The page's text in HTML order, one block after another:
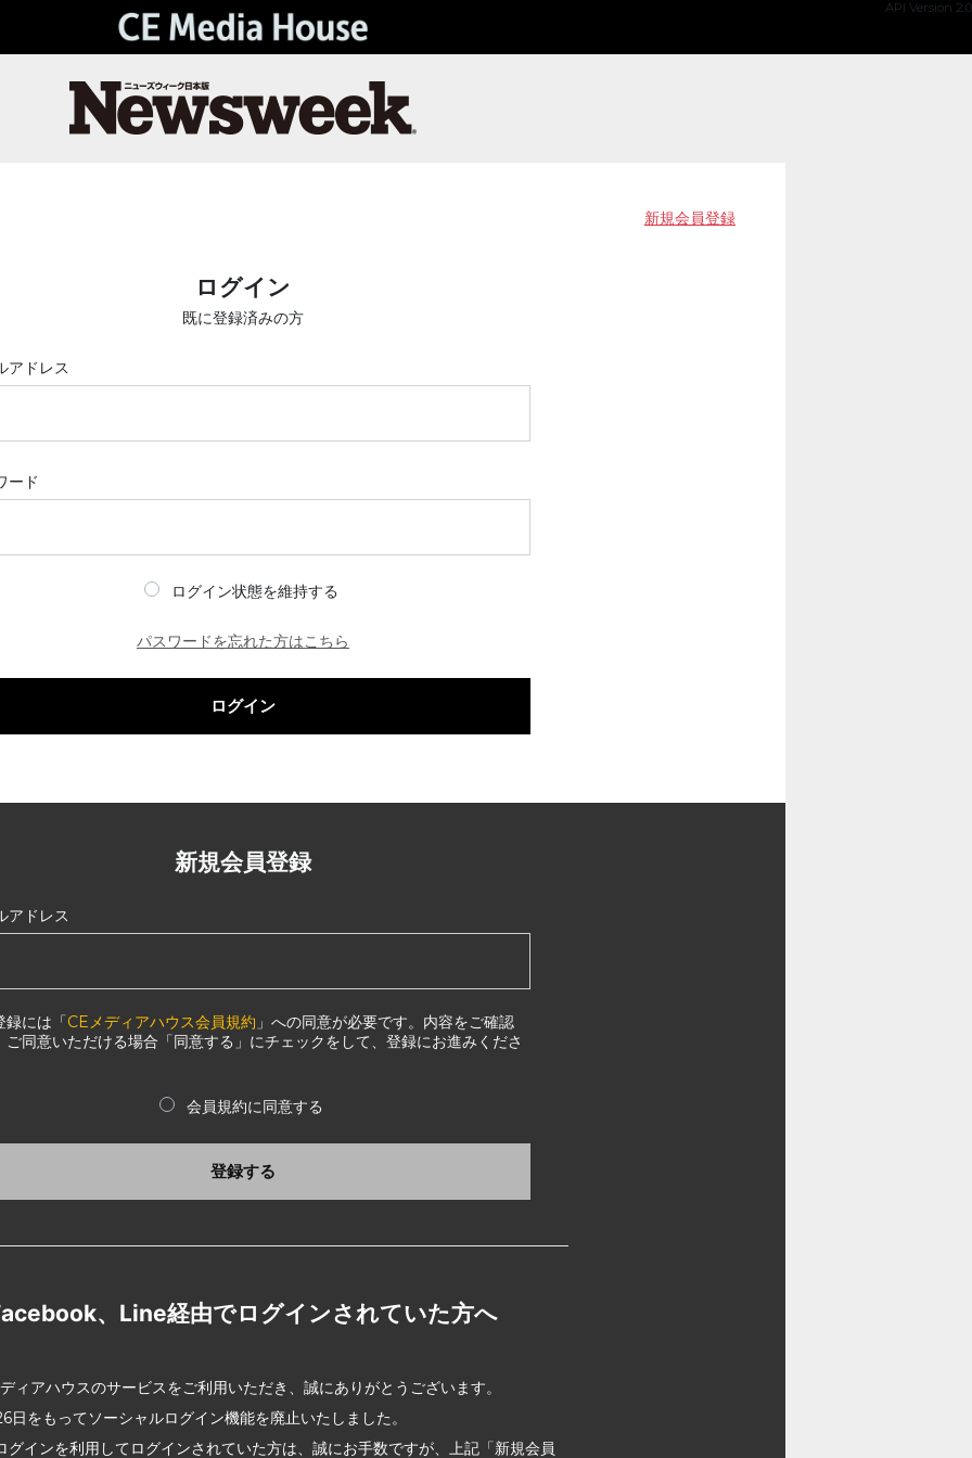
API Version 2.0
新規会員登録
ログイン
既に登録済みの方
アドレス
ード
ログイン状態を維持する
パスワードを忘れた方はこちら
ログイン
新規会員登録
アドレス
録には「CEメディアハウス会員規約 」への同意が必要です。内容をご確認
ご同意いただける場合「同意する」にチェックをして、登録にお進みくださ
会員規約に同意する
登録する
、Line経由でログインされていた方へ
ィアハウスのサービスをご利用いただき、誠にありがとうございます。
日をもってソーシャルログイン機能を廃止いたしました。
グインを利用してログインされていた方は、誠にお手数ですが、上記「新規会員